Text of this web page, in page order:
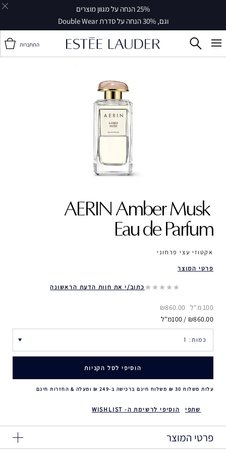
25% הנחה על מגוון מוצרים
וגם, 30% הנחה על סדרת Double Wear
התחברות
AERIN Amber Musk ‎
Eau de Parfum
אקטוזי עצי פרחוני
פרטי המוצר
כתוב/י את חוות הדעת הראשונה
100 מ"ל
₪860.00
₪860.00 / 100מ"ל
הוסיפי לסל הקניות
עלות משלוח 30 ₪ משלוח חינם ברכישה ב-249 ₪ ומעלה & החזרות חינם
שתפי הוסיפי לרשימת ה- WISHLIST
פרטי המוצר